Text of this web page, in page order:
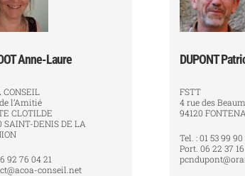
Anne-Laure
CONSEIL
l’Amitié
CLOTILDE
SAINT-DENIS DE LA
92 76 04 21
conseil.net
DUPONT
FSTT
4 rue des
94120
Tel. : 01 53 99 90
Port. 06 22 37